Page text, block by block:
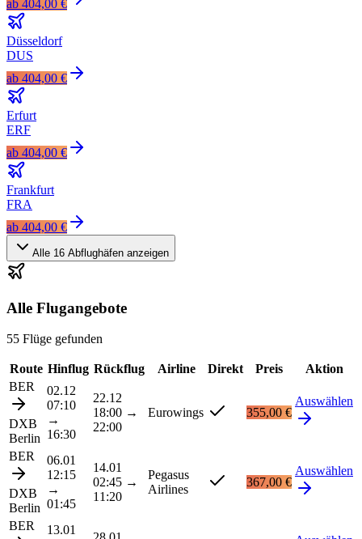
ab 404,00 €
Düsseldorf
DUS
ab 404,00 €
Erfurt
ERF
ab 404,00 €
Frankfurt
FRA
ab 404,00 €
Alle 16 Abflughäfen anzeigen
Alle Flugangebote
55 Flüge gefunden
Route Hinflug Rückflug Airline Direkt Preis
Aktion
BER
DXB
Berlin
02.12
07:10
→
16:30
22.12
18:00 →
22:00
Eurowings 355,00 €
Auswählen
BER
DXB
Berlin
06.01
12:15
→
01:45
14.01
02:45 →
11:20
Pegasus
Airlines
367,00 €
Auswählen
BER
13.01